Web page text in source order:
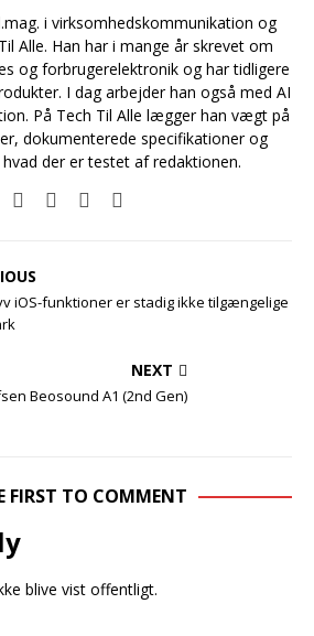
i virksomhedskommunikation og
Alle. Han har i mange år skrevet om
og forbrugerelektronik og har tidligere
I dag arbejder han også med AI
På Tech Til Alle lægger han vægt på
dokumenterede specifikationer og
der er testet af redaktionen.
iOS-funktioner er stadig ikke tilgængelige
NEXT
Beosound A1 (2nd Gen)
FIRST TO COMMENT
blive vist offentligt.